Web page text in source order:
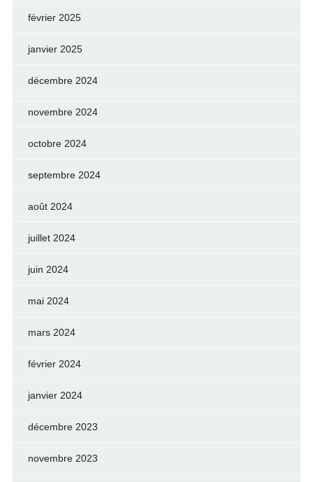
février 2025
janvier 2025
décembre 2024
novembre 2024
octobre 2024
septembre 2024
août 2024
juillet 2024
juin 2024
mai 2024
mars 2024
février 2024
janvier 2024
décembre 2023
novembre 2023